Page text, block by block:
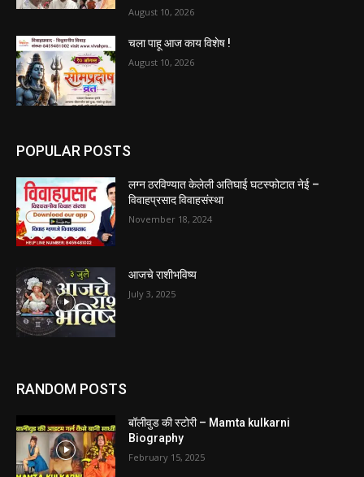
August 10, 2026
चला पाहू आज काय विशेष !
August 10, 2026
POPULAR POSTS
लग्न ठरविण्यात केलेली अतिघाई घटस्फोटात नेई –
विवाहप्रसाद विवाहसंस्था
November 18, 2024
आजचे राशीभविष्य
July 3, 2025
RANDOM POSTS
बॉलीवुड की स्टोरी – Mamta kulkarni
Biography
February 15, 2025